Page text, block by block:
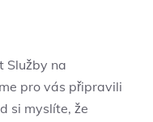
Služby na
pro vás připravili
si myslíte, že